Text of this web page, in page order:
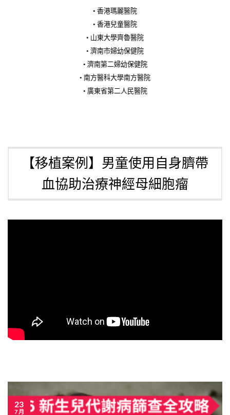
• 香港瑪麗醫院
• 香港兒童醫院
• 山東大學齊魯醫院
• 濟南市婦幼保健院
• 濟南第二婦幼保健院
• 南方醫科大學南方醫院
• 廣東省第二人民醫院
• 北京市海澱區婦幼保健院
• 寧波大學附屬人民醫院
• 浙江大學醫學院附屬婦產科醫院
• 杭州市中醫院
【移植案例】男童使用自身臍帶
血協助治療神經母細胞瘤
23
7 月